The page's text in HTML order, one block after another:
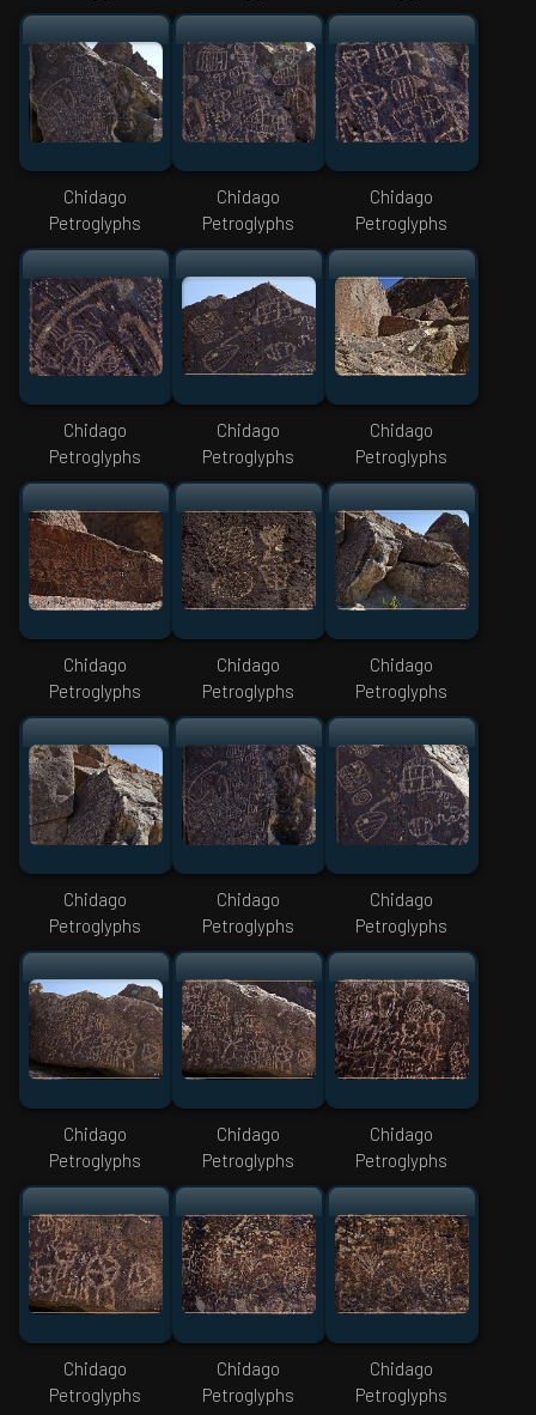
Chidago
Petroglyphs
Chidago
Petroglyphs
Chidago
Petroglyphs
Chidago
Petroglyphs
Chidago
Petroglyphs
Chidago
Petroglyphs
Chidago
Petroglyphs
Chidago
Petroglyphs
Chidago
Petroglyphs
Chidago
Petroglyphs
Chidago
Petroglyphs
Chidago
Petroglyphs
Chidago
Petroglyphs
Chidago
Petroglyphs
Chidago
Petroglyphs
Chidago
Petroglyphs
Chidago
Petroglyphs
Chidago
Petroglyphs